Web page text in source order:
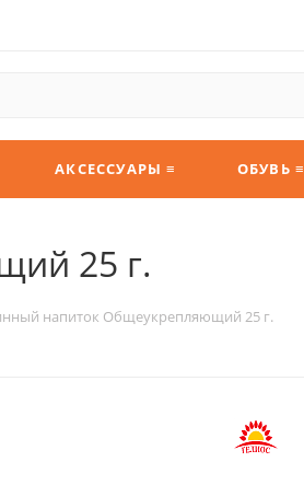
АКСЕССУАРЫ ≡ ОБУВЬ ≡
25 г.
напиток Общеукрепляющий 25 г.